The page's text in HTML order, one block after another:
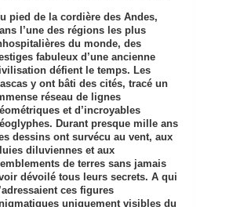
pied de la cordière des Andes,
l’une des régions les plus
du monde, des
fabuleux d’une ancienne
défient le temps. Les
y ont bâti des cités, tracé un
réseau de lignes
et d’incroyables
Durant presque mille ans
dessins ont survécu au vent, aux
diluviennes et aux
de terres sans jamais
dévoilé tous leurs secrets. A qui
ces figures
uniquement visibles du